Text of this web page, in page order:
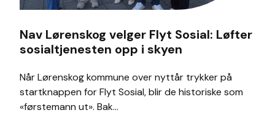
Nav Lørenskog velger Flyt Sosial: Løfter
sosialtjenesten opp i skyen
Når Lørenskog kommune over nyttår trykker på
startknappen for Flyt Sosial, blir de historiske som
«førstemann ut». Bak...